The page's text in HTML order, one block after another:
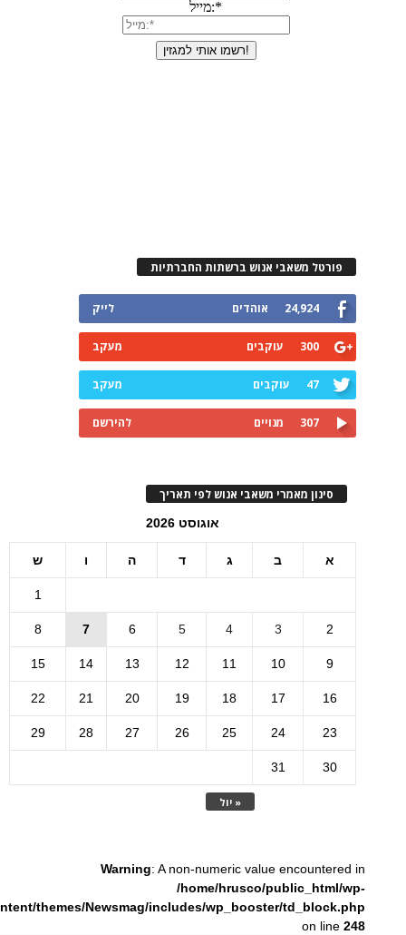
פורטל משאבי אנוש ברשתות החברתיות
24,924 אוהדים לייק
300 עוקבים מעקב
47 עוקבים מעקב
307 מנויים להירשם
סינון מאמרי משאבי אנוש לפי תאריך
אוגוסט 2026
א ב ג ד ה ו ש
« יול
1
2
3
4
5
6
7
8
9
10
11
12
13
14
15
16
17
18
19
20
21
22
23
24
25
26
27
28
29
30
31
Warning: A non-numeric value encountered in
/home/hrusco/public_html/wp-
themes/Newsmag/includes/wp_booster/td_block.php
on line248